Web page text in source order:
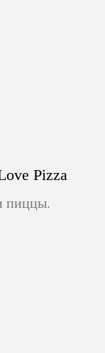
Pizza
пиццы.